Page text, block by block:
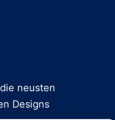
neusten
Designs